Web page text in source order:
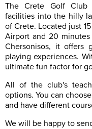
The Crete Golf Club
facilities into the hilly
of Crete. Located just
Airport and 20
Chersonisos, it offers
playing experiences.
ultimate fun factor for
All of the club's
options. You can
and have different
We will be happy to